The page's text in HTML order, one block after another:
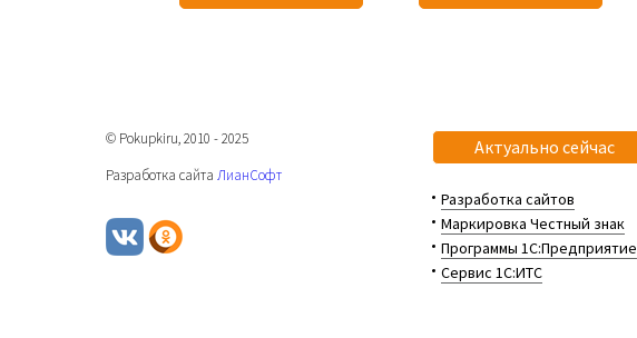
Актуально сейчас
Разработка сайтов
Маркировка Честный знак
Программы 1С:Предприятие
Сервис 1С:ИТС
© Pokupkiru, 2010 - 2025
Разработка сайта ЛианСофт